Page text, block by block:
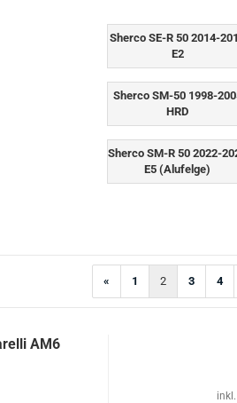
Sherco SE-R 50 2014-
E2
Sherco SM-50 1998-
HRD
Sherco SM-R 50 2022-
E5 (Alufelge)
« 1 2 3 4
AM6